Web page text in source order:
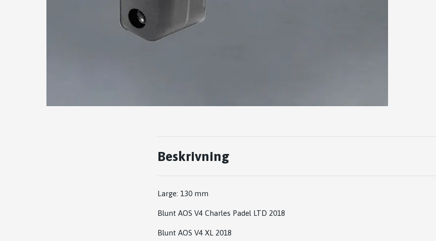
Beskrivning
Large: 130 mm
Blunt AOS V4 Charles Padel LTD 2018
Blunt AOS V4 XL 2018